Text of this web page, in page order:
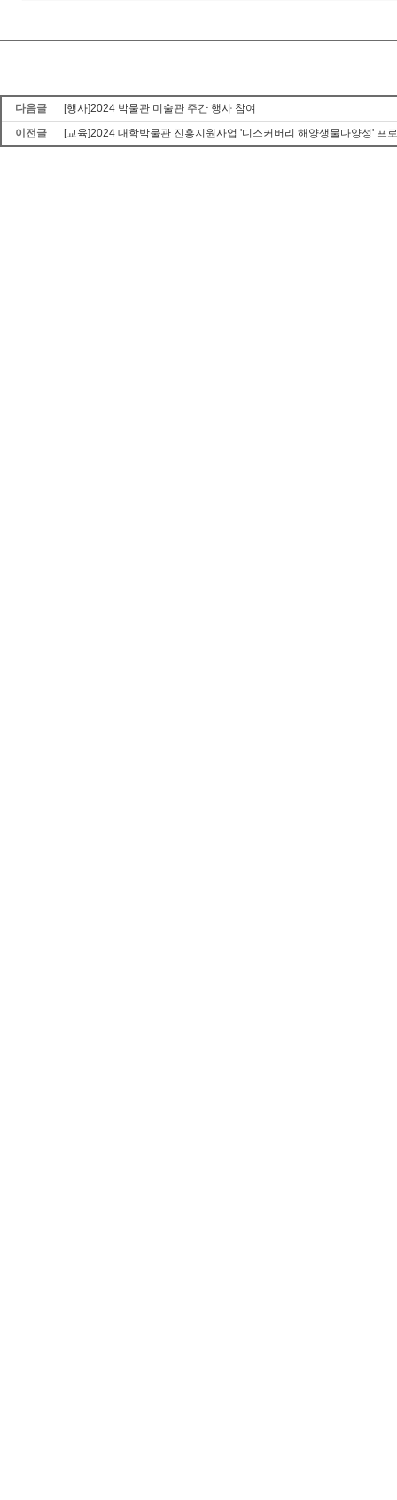
다음글
[행사]2024 박물관 미술관 주간 행사 참여
이전글
[교육]2024 대학박물관 진흥지원사업 '디스커버리 해양생물다양성' 프